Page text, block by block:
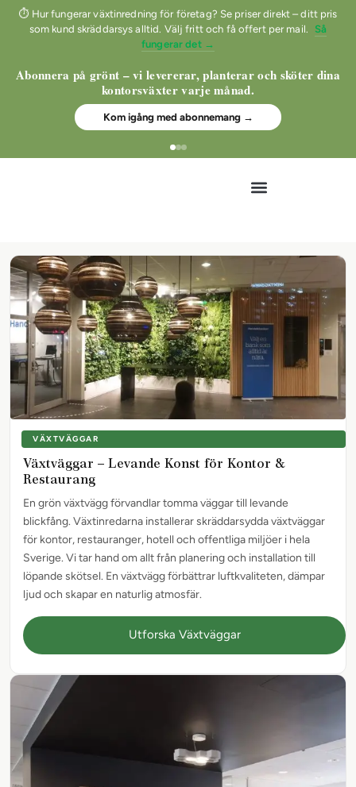
⏱ Hur fungerar växtinredning för företag? Se priser direkt – ditt pris
som kund skräddarsys alltid. Välj fritt och få offert per mail.
Så
fungerar det →
Abonnera på grönt – vi levererar, planterar och sköter dina
kontorsväxter varje månad.
Kom igång med abonnemang →
VÄXTVÄGGAR
Växtväggar – Levande Konst för Kontor &
Restaurang
En grön växtvägg förvandlar tomma väggar till levande
blickfång. Växtinredarna installerar skräddarsydda växtväggar
för kontor, restauranger, hotell och offentliga miljöer i hela
Sverige. Vi tar hand om allt från planering och installation till
löpande skötsel. En växtvägg förbättrar luftkvaliteten, dämpar
ljud och skapar en naturlig atmosfär.
Utforska Växtväggar